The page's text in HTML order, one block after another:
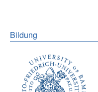
Bildung